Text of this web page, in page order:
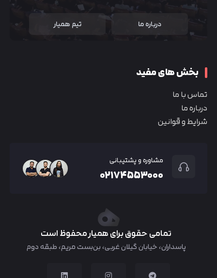
درباره ما تیم همیار
بخش های مفید
تماس با ما
درباره ما
شرایط و قوانین
مشاوره و پشتیبانی
۰۲۱۷۴۵۵۳۰۰۰
تمامی حقوق برای همیار محفوظ است
پاسداران، خیابان گیلان غربی، بن‌بست مریم، طبقه دوم